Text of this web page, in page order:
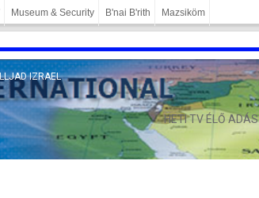
Museum & Security B'nai B'rith Mazsiköm
IZRAEL
HETI TV ÉLŐ ADÁS